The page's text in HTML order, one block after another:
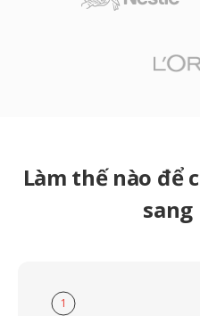
Làm thế nào để
sang
1